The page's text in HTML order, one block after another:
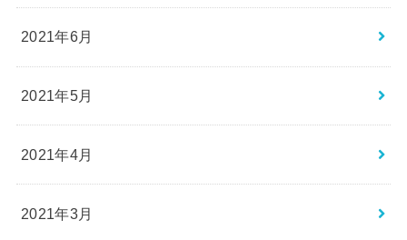
2021年6月
2021年5月
2021年4月
2021年3月